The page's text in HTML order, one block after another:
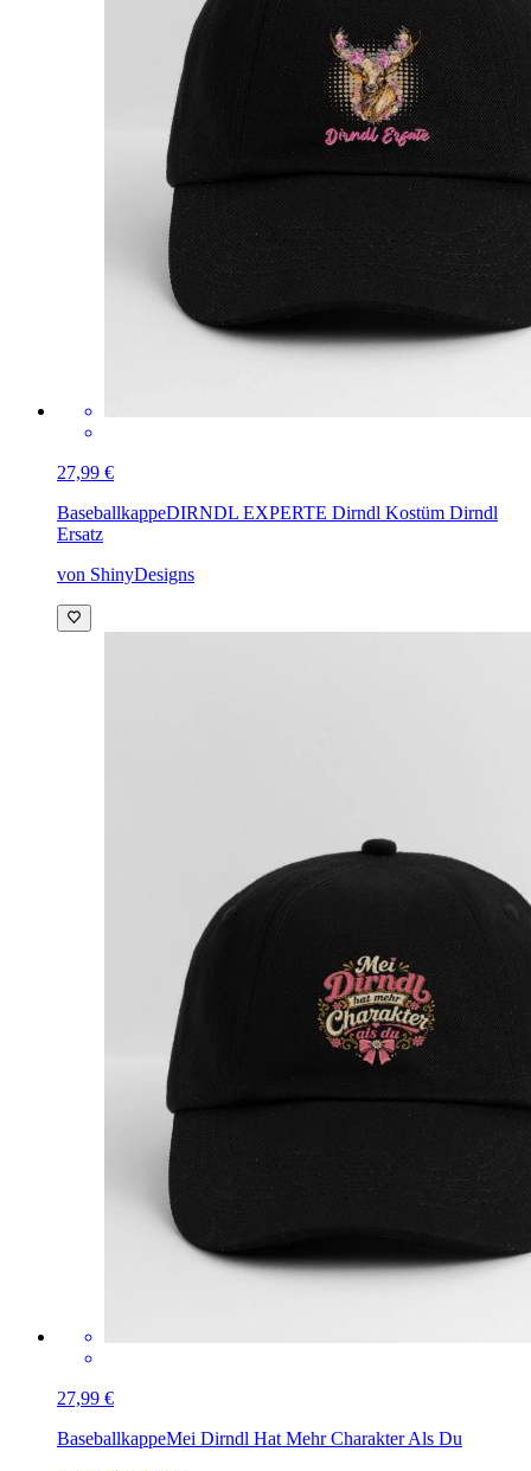
27,99 €
BaseballkappeDIRNDL EXPERTE Dirndl Kostüm Dirndl
Ersatz
von ShinyDesigns
27,99 €
BaseballkappeMei Dirndl Hat Mehr Charakter Als Du